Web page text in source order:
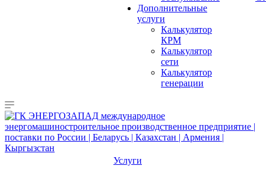
Дополнительные
услуги
Калькулятор
КРМ
Калькулятор
сети
Калькулятор
генерации
Услуги